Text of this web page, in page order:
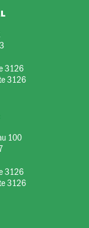
3126
3126
100
3126
3126